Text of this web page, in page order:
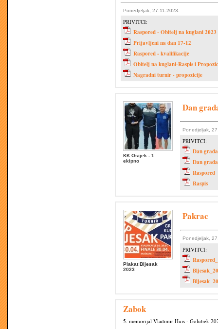
Ponedjeljak, 27.11.2023.
PRIVITCI:
Raspored - Obitelj na kuglani 2023
Prijavljeni na dan 17-12
Raspored - kvalifikacije
Obitelj na kuglani-Raspis i
Nagradni turnir - propozicije
KK Osijek - 1
ekipno
Dan
Ponedjeljak,
PRIVITCI:
Dan
Dan
Raspored
Raspis
Plakat Bljesak
2023
Pakrac
Ponedjeljak,
PRIVITCI:
Zabok
5. memorijal Vladimir Huis - Golubek